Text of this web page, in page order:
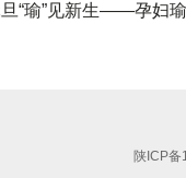
“瑜”见新生——孕妇
陕ICP